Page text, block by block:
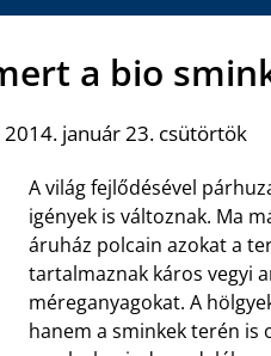
a bio
2014. január 23. csütörtök
A világ fejlődésével
igények is változnak. Ma
áruház polcain azokat a
tartalmaznak káros vegyi
méreganyagokat. A
hanem a sminkek terén is